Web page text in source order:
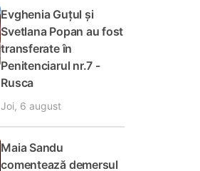
Evghenia Guțul și
Svetlana Popan au fost
transferate în
Penitenciarul nr.7 -
Rusca
Joi, 6 august
Maia Sandu
comentează demersul